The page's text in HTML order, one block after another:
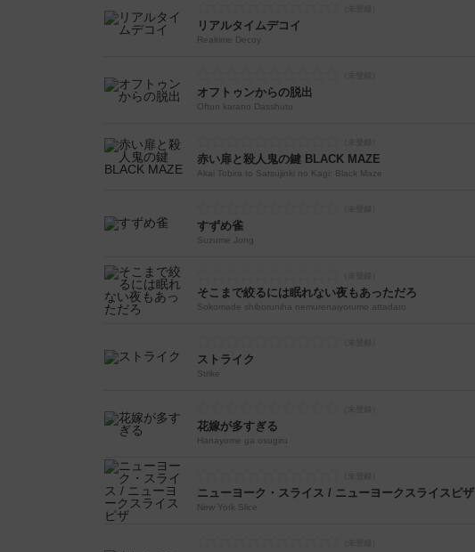
リアルタイムデコイ
Realtime Decoy
オフトゥンからの脱出
Oftun karano Dasshutu
赤い扉と殺人鬼の鍵 BLACK MAZE
Akai Tobira to Satsujinki no Kagi: Black Maze
すずめ雀
Suzume Jong
そこまで絞るには眠れない夜もあっただろ
Sokomade shiboruniha nemurenaiyorumo attadaro
ストライク
Strike
花嫁が多すぎる
Hanayome ga osugiru
ニューヨーク・スライス / ニューヨークスライスピザ
New York Slice